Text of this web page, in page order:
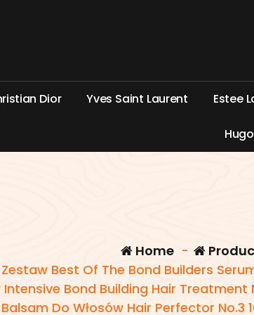
ristian Dior Yves Saint Laurent Estee L
Hugo
Home -
Best Of The Bond Builders
Intensive Bond Building Hair Treatment
Do Włosów Hair Perfector No.3